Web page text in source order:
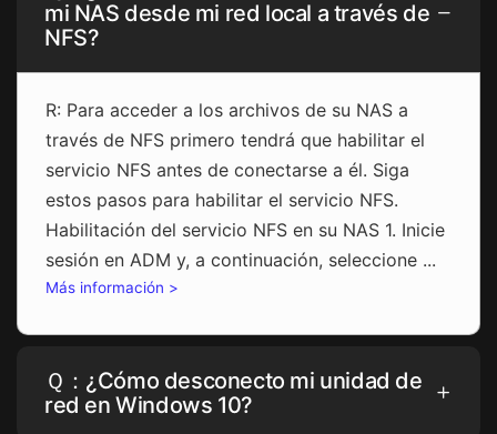
mi NAS desde mi red local a través de
NFS?
R: Para acceder a los archivos de su NAS a
través de NFS primero tendrá que habilitar el
servicio NFS antes de conectarse a él. Siga
estos pasos para habilitar el servicio NFS.
Habilitación del servicio NFS en su NAS 1. Inicie
sesión en ADM y, a continuación, seleccione ...
Más información >
Ｑ：¿Cómo desconecto mi unidad de
red en Windows 10?